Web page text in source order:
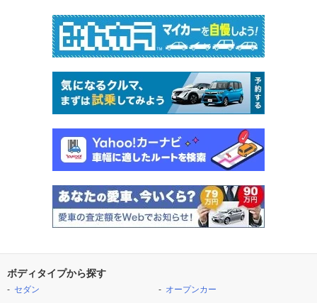
ボディタイプから探す
セダン
オープンカー